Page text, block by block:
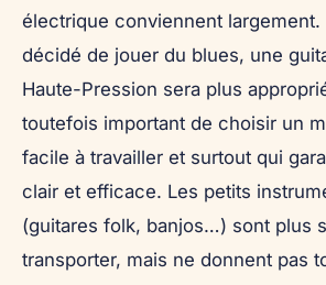
électrique conviennent largement.
décidé de jouer du blues, une
Haute-Pression sera plus
toutefois important de choisir un
facile à travailler et surtout qui
clair et efficace. Les petits
(guitares folk, banjos…) sont plus
transporter, mais ne donnent pas